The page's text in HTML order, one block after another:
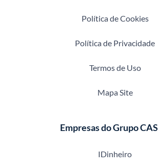
Política de Cookies
Política de Privacidade
Termos de Uso
Mapa Site
Empresas do Grupo
IDinheiro